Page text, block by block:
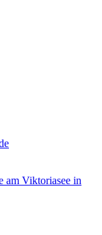
am Viktoriasee in